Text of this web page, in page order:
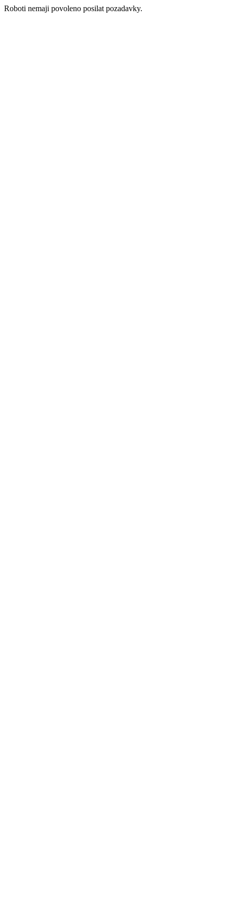
Roboti nemaji povoleno posilat pozadavky.